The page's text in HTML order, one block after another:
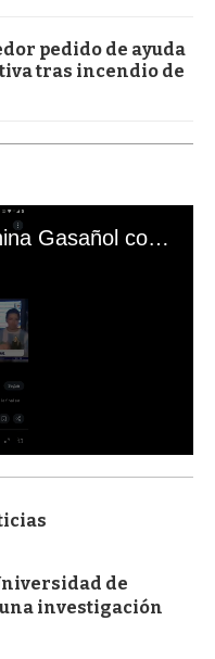
pedido de ayuda
tras incendio de
El mal momento de Yanina Gasañol con un hincha argentino en "Subrayado"
de
investigación